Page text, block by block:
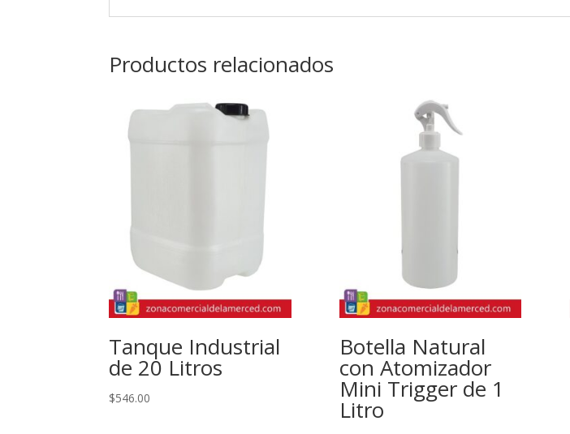
Productos relacionados
Tanque Industrial
de 20 Litros
$546.00
Botella Natural
con Atomizador
Mini Trigger de 1
Litro